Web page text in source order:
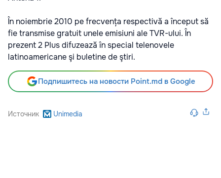
În noiembrie 2010 pe frecvența respectivă a început să
fie transmise gratuit unele emisiuni ale TVR-ului. În
prezent 2 Plus difuzează în special telenovele
latinoamericane şi buletine de ştiri.
Подпишитесь на новости Point.md в Google
Источник Unimedia